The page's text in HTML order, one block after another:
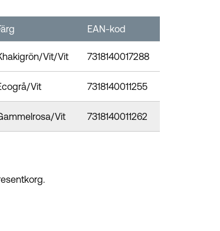
EAN-kod
Vit/Vit 7318140017288
Vit 7318140011255
Vit 7318140011262